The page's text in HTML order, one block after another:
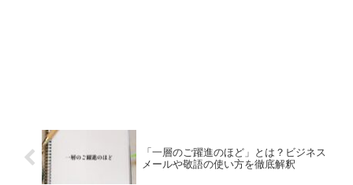
「一層のご躍進のほど」とは？ビジネス
メールや敬語の使い方を徹底解釈